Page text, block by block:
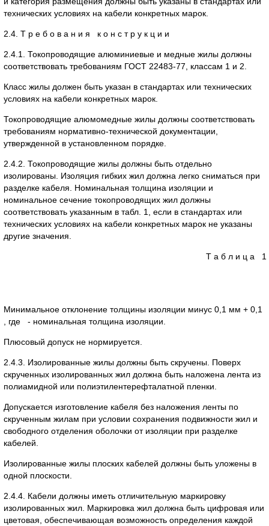
технических условиях на кабели конкретных марок.
2.4. Т р е б о в а н и я к о н с т р у к ц и и
2.4.1. Токопроводящие алюминиевые и медные жилы должны
соответствовать требованиям ГОСТ 22483-77, классам 1 и 2.
Класс жилы должен быть указан в стандартах или технических
условиях на кабели конкретных марок.
Токопроводящие алюмомедные жилы должны соответствовать
требованиям нормативно-технической документации,
утвержденной в установленном порядке.
2.4.2. Токопроводящие жилы должны быть отдельно
изолированы. Изоляция гибких жил должна легко сниматься при
разделке кабеля. Номинальная толщина изоляции и
номинальное сечение токопроводящих жил должны
соответствовать указанным в табл. 1, если в стандартах или
технических условиях на кабели конкретных марок не указаны
другие значения.
Т а б л и ц а 1
Минимальное отклонение толщины изоляции минус 0,1 мм + 0,1
, где
- номинальная толщина изоляции.
Плюсовый допуск не нормируется.
2.4.3. Изолированные жилы должны быть скручены. Поверх
скрученных изолированных жил должна быть наложена лента из
полиамидной или полиэтилентерефталатной пленки.
Допускается изготовление кабеля без наложения ленты по
скрученным жилам при условии сохранения подвижности жил и
свободного отделения оболочки от изоляции при разделке
кабелей.
Изолированные жилы плоских кабелей должны быть уложены в
одной плоскости.
2.4.4. Кабели должны иметь отличительную маркировку
изолированных жил. Маркировка жил должна быть цифровая или
цветовая, обеспечивающая возможность определения каждой